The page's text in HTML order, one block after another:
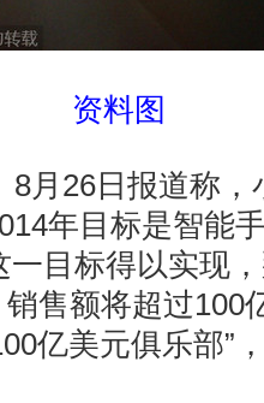
资料图
8月26日报道称
年目标是智能
目标得以实现
售额将超过100
亿美元俱乐部”